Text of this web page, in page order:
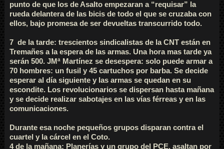
punto de que los de Asalto empezaran a “requisar” la
rueda delantera de las bicis de todo el que se cruzaba con
ellos, bajo promesa de ser devueltas transcurrido todo.
7 de la tarde: trescientos sindicalistas de la CNT están en
Tremañes a la espera de las armas. Una hora mas tarde ya
serán 500. JMª Martínez se desespera: solo puede armar a
70 hombres: un fusil y 45 cartuchos por barba. Se decide
esperar al día siguiente y las armas se quedan en su
escondite. Los revolucionarios se dispersan hasta mañana
y se decide realizar sabotajes en las vías férreas y en las
comunicaciones.
Durante esa noche pequeños grupos disparan contra el
cuartel y la cárcel en el Coto.
4 de la mañana: Planerías y un grupo del PCE, asaltan por